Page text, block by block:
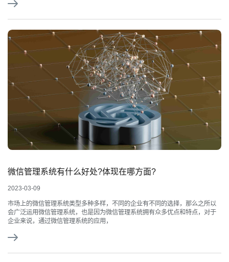
微信管理系统有什么好处?体现在哪方面?
2023-03-09
市场上的微信管理系统类型多种多样，不同的企业有不同的选择，那么之所以
会广泛运用微信管理系统，也是因为微信管理系统拥有众多优点和特点，对于
企业来说，通过微信管理系统的应用，